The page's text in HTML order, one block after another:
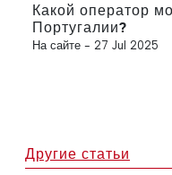
Какой оператор
Португалии?
На сайте - 27 Jul 2025
Другие статьи